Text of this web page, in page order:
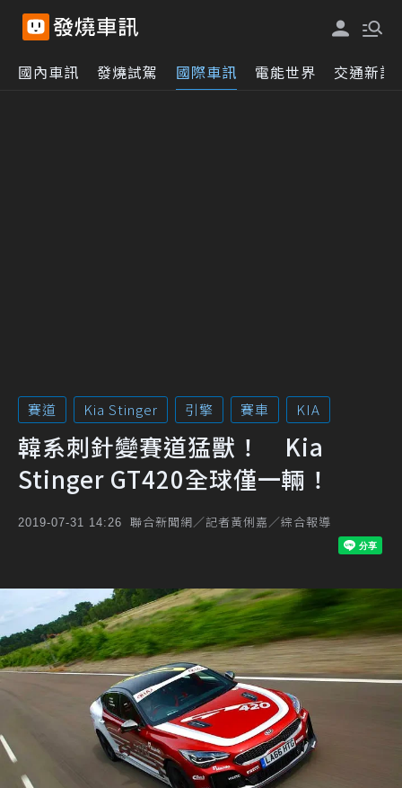
國內車訊 發燒試駕 國際車訊 電能世界 交通新訊
賽道 Kia Stinger 引擎 賽車 KIA
韓系刺針變賽道猛獸！ Kia
Stinger GT420全球僅一輛！
2019-07-31 14:26 聯合新聞網／記者黃俐嘉／綜合報導